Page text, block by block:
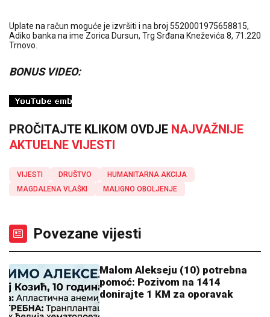
Uplate na račun moguće je izvršiti i na broj 5520001975658815,
Adiko banka na ime Zorica Dursun, Trg Srđana Kneževića 8, 71.220
Trnovo.
BONUS VIDEO:
PROČITAJTE KLIKOM OVDJE NAJVAŽNIJE
AKTUELNE VIJESTI
VIJESTI DRUŠTVO
HUMANITARNA AKCIJA
MAGDALENA VLAŠKI
MALIGNO OBOLJENJE
Povezane vijesti
Malom Alekseju (10) potrebna
pomoć: Pozivom na 1414
donirajte 1 KM za oporavak